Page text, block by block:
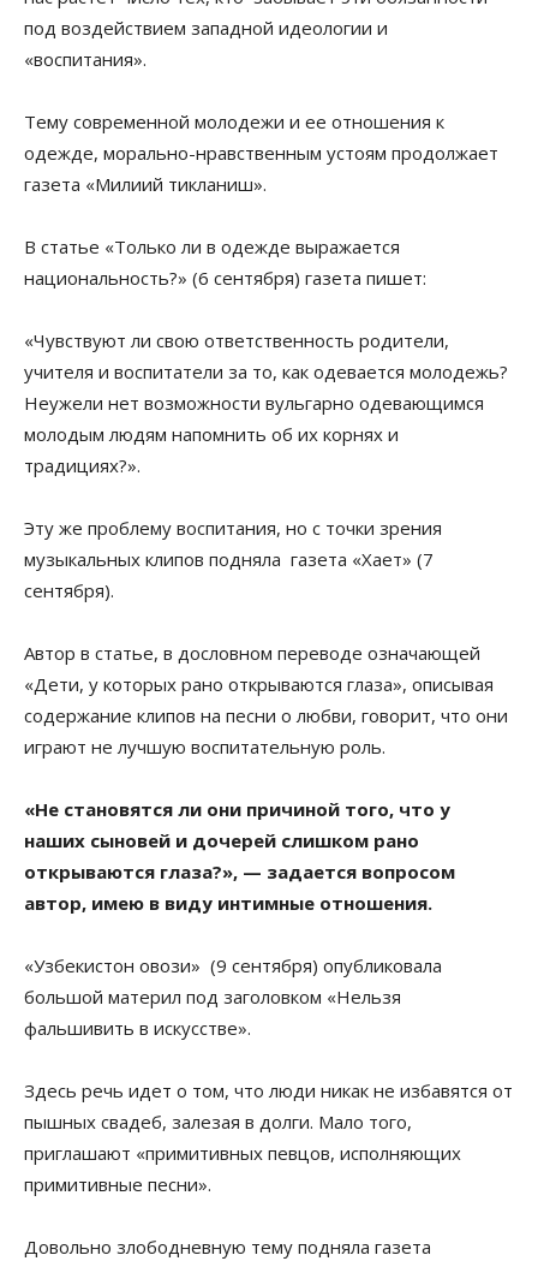
под воздействием западной идеологии и
«воспитания».
Тему современной молодежи и ее отношения к
одежде, морально-нравственным устоям продолжает
газета «Милиий тикланиш».
В статье «Только ли в одежде выражается
национальность?» (6 сентября) газета пишет:
«Чувствуют ли свою ответственность родители,
учителя и воспитатели за то, как одевается молодежь?
Неужели нет возможности вульгарно одевающимся
молодым людям напомнить об их корнях и
традициях?».
Эту же проблему воспитания, но с точки зрения
музыкальных клипов подняла газета «Хает» (7
сентября).
Автор в статье, в дословном переводе означающей
«Дети, у которых рано открываются глаза», описывая
содержание клипов на песни о любви, говорит, что они
играют не лучшую воспитательную роль.
«Не становятся ли они причиной того, что у
наших сыновей и дочерей слишком рано
открываются глаза?», — задается вопросом
автор, имею в виду интимные отношения.
«Узбекистон овози» (9 сентября) опубликовала
большой материл под заголовком «Нельзя
фальшивить в искусстве».
Здесь речь идет о том, что люди никак не избавятся от
пышных свадеб, залезая в долги. Мало того,
приглашают «примитивных певцов, исполняющих
примитивные песни».
Довольно злободневную тему подняла газета